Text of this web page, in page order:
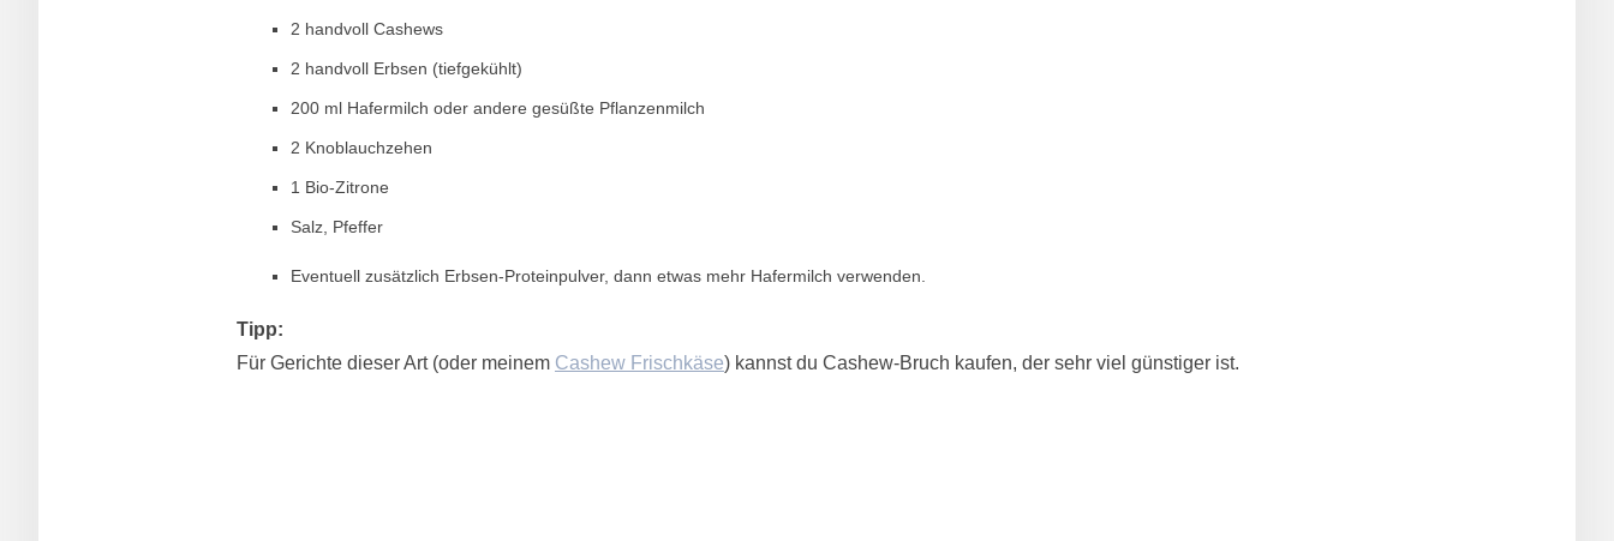
2 handvoll Cashews
2 handvoll Erbsen (tiefgekühlt)
200 ml Hafermilch oder andere gesüßte Pflanzenmilch
2 Knoblauchzehen
1 Bio-Zitrone
Salz, Pfeffer
Eventuell zusätzlich Erbsen-Proteinpulver, dann etwas mehr Hafermilch verwenden.
Tipp:
Für Gerichte dieser Art (oder meinem Cashew Frischkäse) kannst du Cashew-Bruch kaufen, der sehr viel günstiger ist.